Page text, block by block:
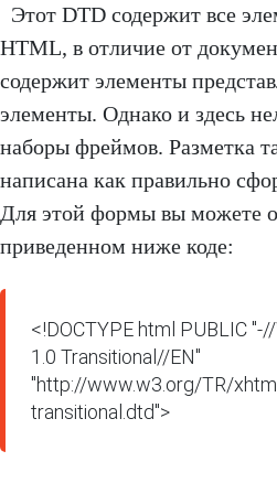
Этот DTD содержит все
HTML, в отличие от
содержит элементы
элементы. Однако и здесь
наборы фреймов. Разметка
написана как правильно
Для этой формы вы можете
приведенном ниже коде:
<!DOCTYPE html PUBLIC
1.0 Transitional//EN"
"http://www.w3.org/TR/
transitional.dtd">